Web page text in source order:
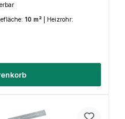
10 m²
Heizrohr: